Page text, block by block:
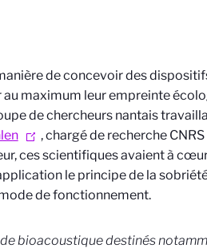
de concevoir des
maximum leur empreinte
de chercheurs nantais
, chargé de recherche
ces scientifiques avaient à
le principe de la
de fonctionnement.
bioacoustique destinés